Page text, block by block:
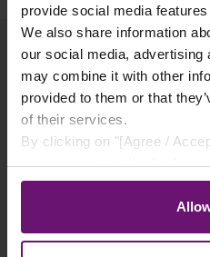
provide social media
We also share information
our social media, advertising
may combine it with other
provided to them or that
of their services.
By clicking on "[Agree /
your consent to the
store to our partner,
Schöppingen, Germany),
to you personally, but may
Produktgalerie
Passendes